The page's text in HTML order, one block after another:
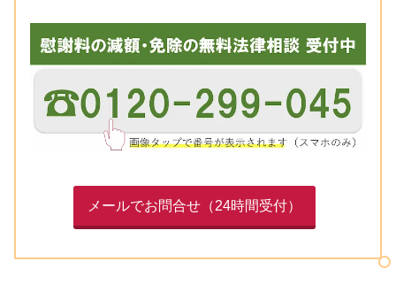
メールでお問合せ（24時間受付）